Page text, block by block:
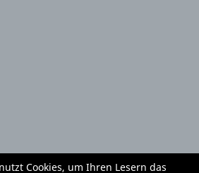
Cookies, um Ihren Lesern das